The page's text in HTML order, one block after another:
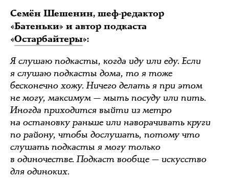
Семён Шешенин, шеф-редактор
«Батеньки» и автор подкаста
«Остарбайтеры»:
Я слушаю подкасты, когда иду или еду. Если
я слушаю подкасты дома, то я тоже
бесконечно хожу. Ничего делать я при этом
не могу, максимум — мыть посуду или пить.
Иногда приходится выйти из метро
на остановку раньше или наворачивать круги
по району, чтобы дослушать, потому что
слушать подкасты я могу только
в одиночестве. Подкаст вообще — искусство
для одиноких.